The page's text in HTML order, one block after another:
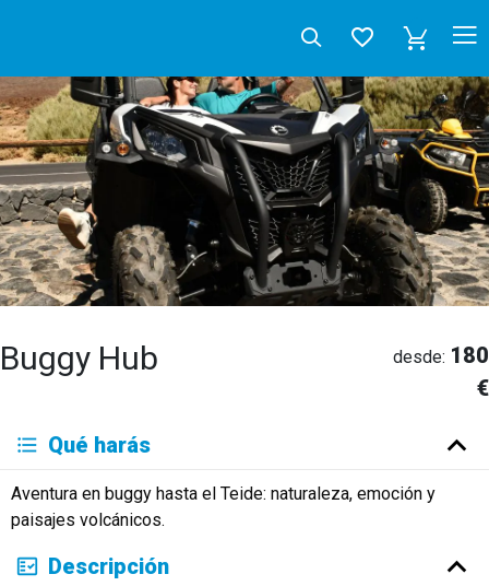
Buggy Hub desde: 180
€
Deutsch English
Français
Italiano
Neerlandés
Русский
Qué harás
Aventura en buggy hasta el Teide: naturaleza, emoción y
paisajes volcánicos.
Descripción